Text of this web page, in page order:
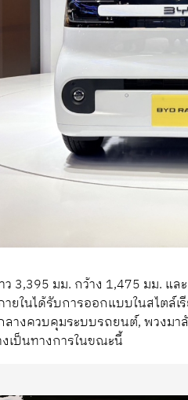
3,395 มม. กว้าง 1,475 มม. แ
ายในได้รับการออกแบบในสไต
างควบคุมระบบรถยนต์, พวงมา
เป็นทางการในขณะนี้